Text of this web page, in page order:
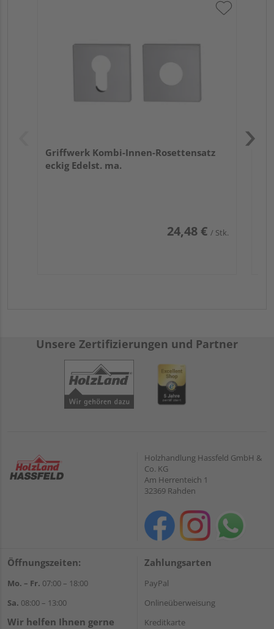
Griffwerk Kombi-Innen-Rosettensatz
eckig Edelst. ma.
24,48 € / Stk.
Unsere Zertifizierungen und Partner
Holzhandlung Hassfeld GmbH &
Co. KG
Am Herrenteich 1
32369 Rahden
Öffnungszeiten:
Mo. – Fr. 07:00 – 18:00
Sa. 08:00 – 13:00
Wir helfen Ihnen gerne
Zahlungsarten
PayPal
Onlineüberweisung
Kreditkarte